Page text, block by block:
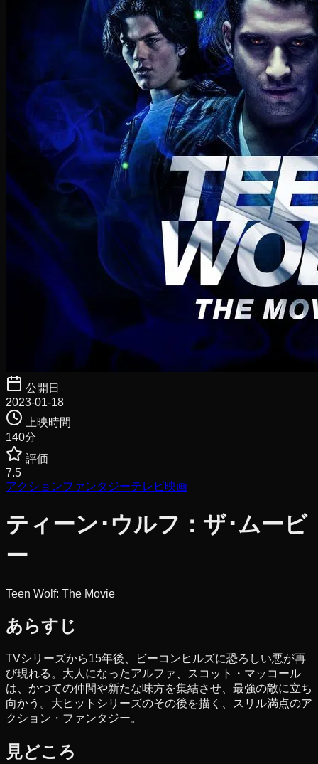
公開日
2023-01-18
上映時間
140分
評価
7.5
アクションファンタジーテレビ映画
ティーン･ウルフ：ザ･ムービ
ー
Teen Wolf: The Movie
あらすじ
TVシリーズから15年後、ビーコンヒルズに恐ろしい悪が再
び現れる。大人になったアルファ、スコット・マッコール
は、かつての仲間や新たな味方を集結させ、最強の敵に立ち
向かう。大ヒットシリーズのその後を描く、スリル満点のア
クション・ファンタジー。
見どころ